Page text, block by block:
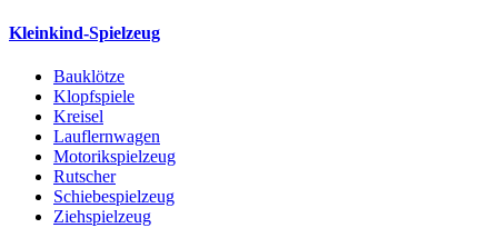
Kleinkind-Spielzeug
Bauklötze
Klopfspiele
Kreisel
Lauflernwagen
Motorikspielzeug
Rutscher
Schiebespielzeug
Ziehspielzeug